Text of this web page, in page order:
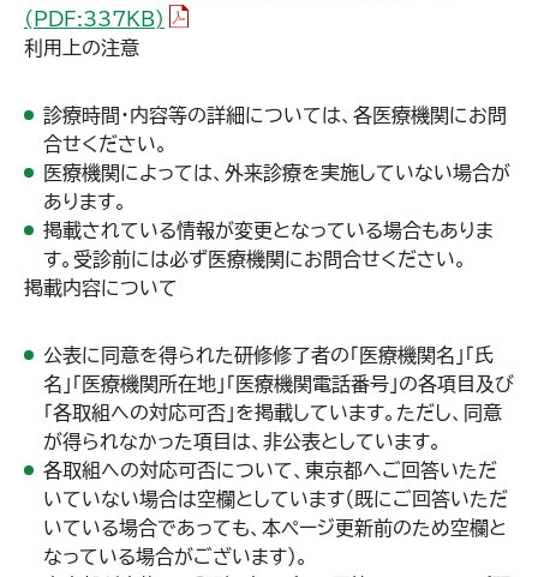
(PDF:337KB) （PDFファイル）
利用上の注意
診療時間・内容等の詳細については、各医療機関にお問
合せください。
医療機関によっては、外来診療を実施していない場合が
あります。
掲載されている情報が変更となっている場合もありま
す。受診前には必ず医療機関にお問合せください。
掲載内容について
公表に同意を得られた研修修了者の「医療機関名」「氏
名」「医療機関所在地」「医療機関電話番号」の各項目及び
「各取組への対応可否」を掲載しています。ただし、同意
が得られなかった項目は、非公表としています。
各取組への対応可否について、東京都へご回答いただ
いていない場合は空欄としています（既にご回答いただ
いている場合であっても、本ページ更新前のため空欄と
なっている場合がございます）。